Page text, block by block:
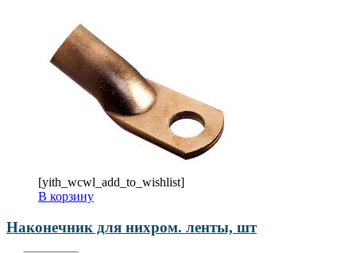
[yith_wcwl_add_to_wishlist]
В корзину
Наконечник для нихром. ленты, шт